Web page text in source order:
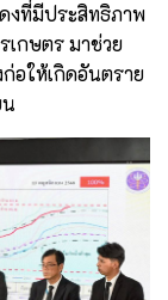
งที่มีประสิทธิภาพ
กษตร มาช่วย
อให้เกิดอันตราย